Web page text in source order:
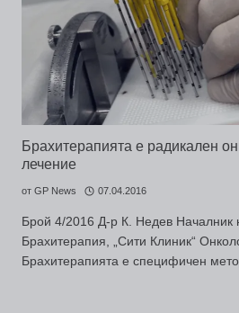
Брахитерапията е радикален
лечение
от GP News 07.04.2016
Брой 4/2016 Д-р К. Недев Началник
Брахитерапия, „Сити Клиник“
Брахитерапията е специфичен